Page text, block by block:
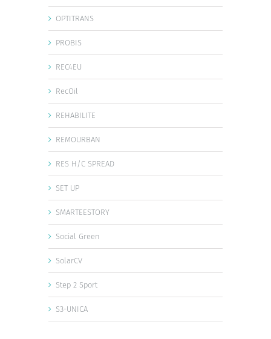
OPTITRANS
PROBIS
REC4EU
RecOil
REHABILITE
REMOURBAN
RES H/C SPREAD
SET UP
SMARTEESTORY
Social Green
SolarCV
Step 2 Sport
S3-UNICA